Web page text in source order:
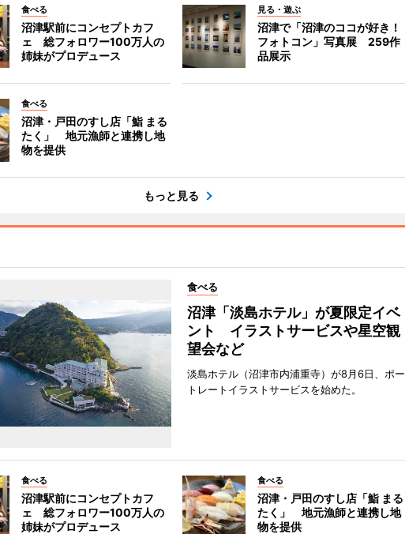
食べる
沼津駅前にコンセプトカフ
ェ 総フォロワー100万人の
姉妹がプロデュース
見る・遊ぶ
沼津で「沼津のココが好き！
フォトコン」写真展 259作
品展示
食べる
沼津・戸田のすし店「鮨 まる
たく」 地元漁師と連携し地
物を提供
もっと見る
食べる
沼津「淡島ホテル」が夏限定イベ
ント イラストサービスや星空観
望会など
淡島ホテル（沼津市内浦重寺）が8月6日、ポー
トレートイラストサービスを始めた。
食べる
沼津駅前にコンセプトカフ
ェ 総フォロワー100万人の
姉妹がプロデュース
食べる
沼津・戸田のすし店「鮨 まる
たく」 地元漁師と連携し地
物を提供